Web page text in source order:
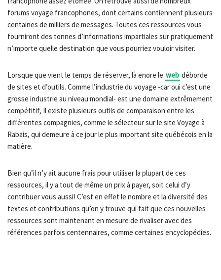
forums voyage francophones, dont certains contiennent plusieurs
centaines de milliers de messages. Toutes ces ressources vous
fourniront des tonnes d’informations impartiales sur pratiquement
n’importe quelle destination que vous pourriez vouloir visiter.
Lorsque que vient le temps de réserver, là enore le web déborde
de sites et d’outils. Comme l’industrie du voyage -car oui c’est une
grosse industrie au niveau mondial- est une domaine extrêmement
compétitif, Il existe plusieurs outils de comparaison entre les
différentes compagnies, comme le sélecteur sur le site Voyage à
Rabais, qui demeure à ce jour le plus important site québécois en la
matière.
Bien qu’il n’y ait aucune frais pour utiliser la plupart de ces
ressources, il y a tout de même un prix à payer, soit celui d’y
contribuer vous aussi! C’est en effet le nombre et la diversité des
textes et contributions qu’on y trouve qui fait que ces nouvelles
ressources sont maintenant en mesure de rivaliser avec des
références parfois centennaires, comme certaines encyclopédies.